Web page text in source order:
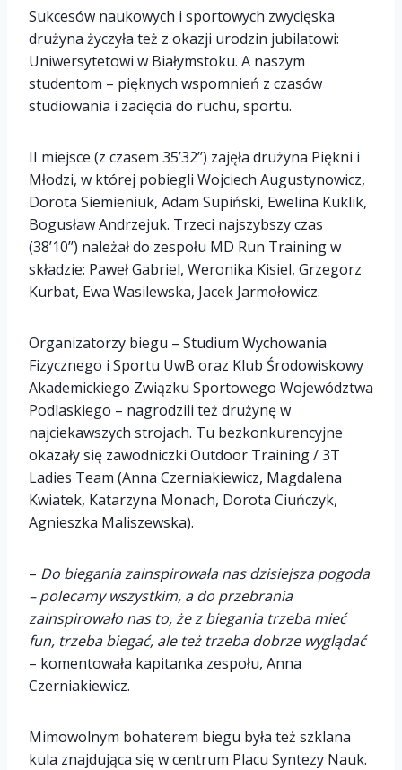
Sukcesów naukowych i sportowych zwycięska
drużyna życzyła też z okazji urodzin jubilatowi:
Uniwersytetowi w Białymstoku. A naszym
studentom – pięknych wspomnień z czasów
studiowania i zacięcia do ruchu, sportu.
II miejsce (z czasem 35’32’’) zajęła drużyna Piękni i
Młodzi, w której pobiegli Wojciech Augustynowicz,
Dorota Siemieniuk, Adam Supiński, Ewelina Kuklik,
Bogusław Andrzejuk. Trzeci najszybszy czas
(38’10’’) należał do zespołu MD Run Training w
składzie: Paweł Gabriel, Weronika Kisiel, Grzegorz
Kurbat, Ewa Wasilewska, Jacek Jarmołowicz.
Organizatorzy biegu – Studium Wychowania
Fizycznego i Sportu UwB oraz Klub Środowiskowy
Akademickiego Związku Sportowego Województwa
Podlaskiego – nagrodzili też drużynę w
najciekawszych strojach. Tu bezkonkurencyjne
okazały się zawodniczki Outdoor Training / 3T
Ladies Team (Anna Czerniakiewicz, Magdalena
Kwiatek, Katarzyna Monach, Dorota Ciuńczyk,
Agnieszka Maliszewska).
– Do biegania zainspirowała nas dzisiejsza pogoda
– polecamy wszystkim, a do przebrania
zainspirowało nas to, że z biegania trzeba mieć
fun, trzeba biegać, ale też trzeba dobrze wyglądać
– komentowała kapitanka zespołu, Anna
Czerniakiewicz.
Mimowolnym bohaterem biegu była też szklana
kula znajdująca się w centrum Placu Syntezy Nauk.